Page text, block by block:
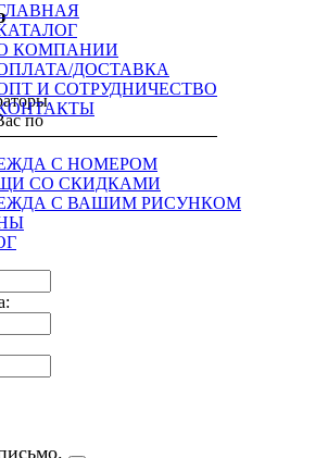
КОМПАНИИ
ДОСТАВКА
И СОТРУДНИЧЕСТВО
С НОМЕРОМ
СО СКИДКАМИ
С ВАШИМ РИСУНКОМ
по